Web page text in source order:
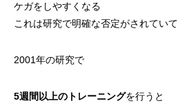
ケガをしやすくなる
これは研究で明確な否定がされていて
2001年の研究で
5週間以上のトレーニングを行うと